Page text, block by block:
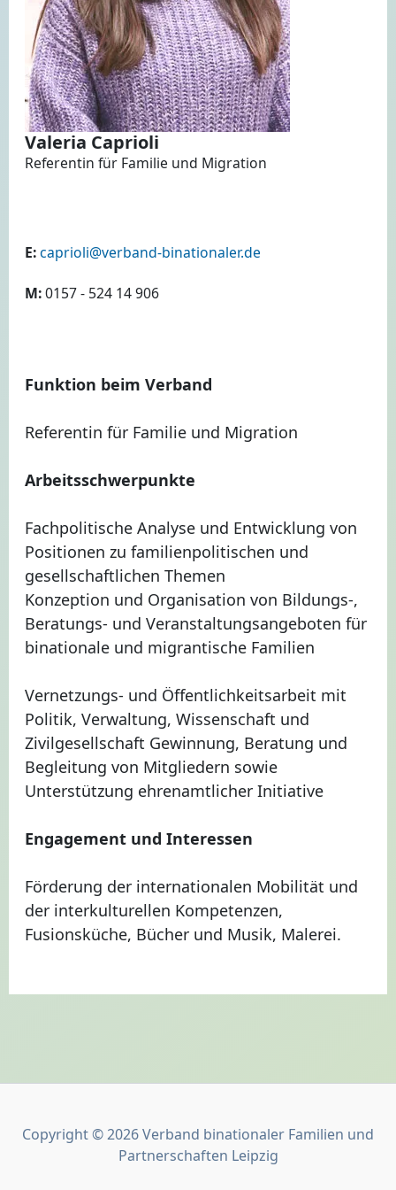
Valeria Caprioli
Referentin für Familie und Migration
E:caprioli@verband-binationaler.de
M:0157 - 524 14 906
Funktion beim Verband
Referentin für Familie und Migration
Arbeitsschwerpunkte
Fachpolitische Analyse und Entwicklung von
Positionen zu familienpolitischen und
gesellschaftlichen Themen
Konzeption und Organisation von Bildungs-,
Beratungs- und Veranstaltungsangeboten für
binationale und migrantische Familien
Vernetzungs- und Öffentlichkeitsarbeit mit
Politik, Verwaltung, Wissenschaft und
Zivilgesellschaft Gewinnung, Beratung und
Begleitung von Mitgliedern sowie
Unterstützung ehrenamtlicher Initiative
Engagement und Interessen
Förderung der internationalen Mobilität und
der interkulturellen Kompetenzen,
Fusionsküche, Bücher und Musik, Malerei.
Copyright © 2026 Verband binationaler Familien und
Partnerschaften Leipzig